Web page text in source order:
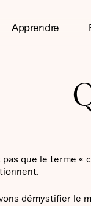
Apprendre
que le terme
démystifier le